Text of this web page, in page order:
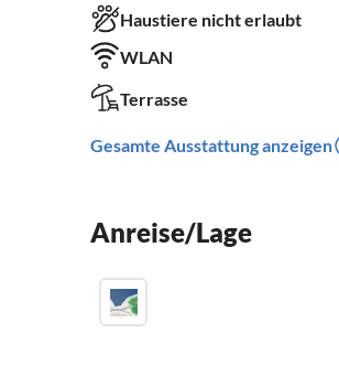
Haustiere nicht erlaubt
WLAN
Terrasse
Gesamte Ausstattung anzeigen
Anreise/Lage